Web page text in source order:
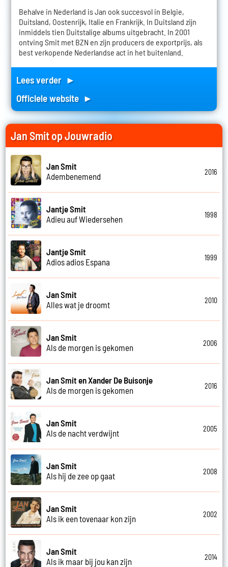
Behalve in Nederland is Jan ook succesvol in Belgie,
Duitsland, Oostenrijk, Italie en Frankrijk. In Duitsland zijn
inmiddels tien Duitstalige albums uitgebracht. In 2001
ontving Smit met BZN en zijn producers de exportprijs, als
best verkopende Nederlandse act in het buitenland.
Lees verder ►
Officiele website ►
Jan Smit op Jouwradio
Jan Smit
Adembenemend
2016
Jantje Smit
Adieu auf Wiedersehen
1998
Jantje Smit
Adios adios Espana
1999
Jan Smit
Alles wat je droomt
2010
Jan Smit
Als de morgen is gekomen
2006
Jan Smit en Xander De Buisonje
Als de morgen is gekomen
2016
Jan Smit
Als de nacht verdwijnt
2005
Jan Smit
Als hij de zee op gaat
2008
Jan Smit
Als ik een tovenaar kon zijn
2002
Jan Smit
Als ik maar bij jou kan zijn
2014